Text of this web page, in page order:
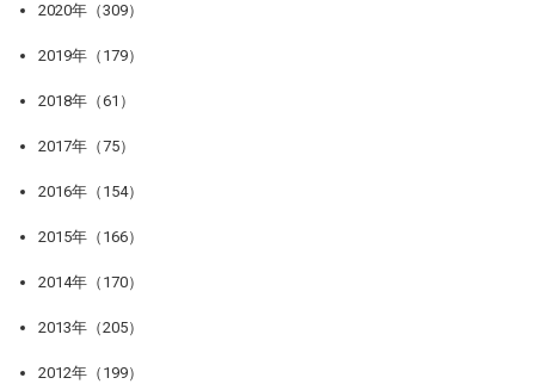
2020年（309）
2019年（179）
2018年（61）
2017年（75）
2016年（154）
2015年（166）
2014年（170）
2013年（205）
2012年（199）